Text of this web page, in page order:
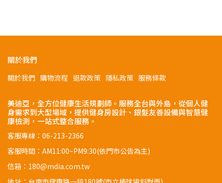
關於我們
關於我們 購物流程 退款政策 隱私政策 服務條款
美迪亞，全方位健康生活規劃師。服務全台與外島，從個人健
身需求到大型場域，提供健身房設計、銀髮友善設備與智慧健
康檢測，一站式整合服務。
客服專線：06-213-2366
客服時間：AM11:00~PM9:30(依門市公告為主)
信箱：180@mdia.com.tw